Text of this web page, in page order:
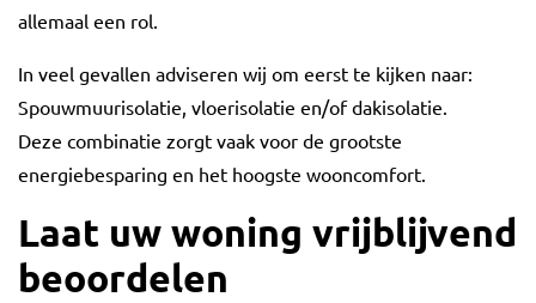
allemaal een rol.
In veel gevallen adviseren wij om eerst te kijken naar:
Spouwmuurisolatie, vloerisolatie en/of dakisolatie.
Deze combinatie zorgt vaak voor de grootste
energiebesparing en het hoogste wooncomfort.
Laat uw woning vrijblijvend
beoordelen